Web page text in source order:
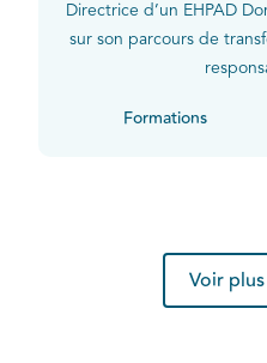
Directrice d’un EHPAD
sur son parcours de
Formations
Voir